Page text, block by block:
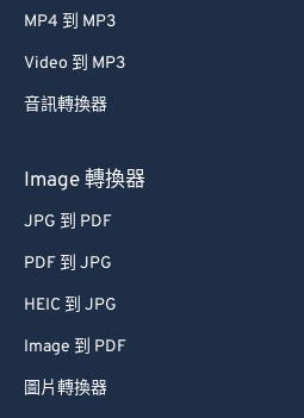
MP4 到 MP3
Video 到 MP3
音訊轉換器
Image 轉換器
JPG 到 PDF
PDF 到 JPG
HEIC 到 JPG
Image 到 PDF
圖片轉換器